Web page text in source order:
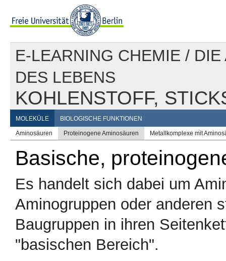
E-LEARNING CHEMIE / DIE
DES LEBENS
KOHLENSTOFF,
MOLEKÜLE
Aminosäuren Proteinogene Aminosäuren Metallkomplexe mit
BIOLOGISCHE FUNKTIONEN
Basische,
Es handelt sich dabei um
Aminogruppen oder anderen
Baugruppen in ihren
"basischen Bereich".